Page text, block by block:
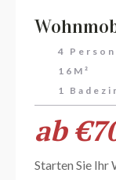
4
16M²
1
ab
Starten Sie